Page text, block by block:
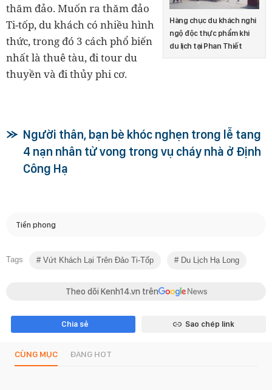
Hàng chục du khách nghi
ngộ độc thực phẩm khi
du lịch tại Phan Thiết
thăm đảo. Muốn ra thăm đảo
Ti-tốp, du khách có nhiều hình
thức, trong đó 3 cách phổ biến
nhất là thuê tàu, đi tour du
thuyền và đi thủy phi cơ.
Người thân, bạn bè khóc nghẹn trong lễ tang
4 nạn nhân tử vong trong vụ cháy nhà ở Định
Công Hạ
Tiền phong
Tags Vứt Khách Lại Trên Đảo Ti-Tốp Du Lịch Hạ Long
Theo dõi Kenh14.vn trên
Chia sẻ Sao chép link
CÙNG MỤC ĐANG HOT